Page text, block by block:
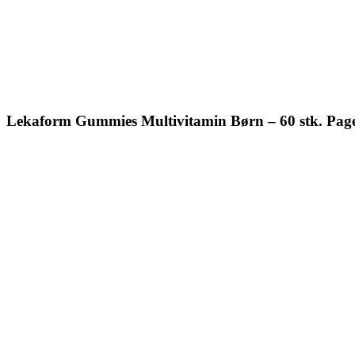
Lekaform Gummies Multivitamin Børn – 60 stk.